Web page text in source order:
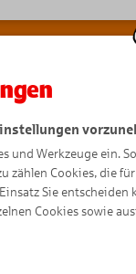
und Werkzeuge ein.
zählen Cookies, die
Sie
Cookies sowie